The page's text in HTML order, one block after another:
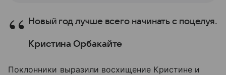
Новый год лучше всего начинать с поцелуя.
Кристина Орбакайте
Поклонники выразили восхищение Кристине и